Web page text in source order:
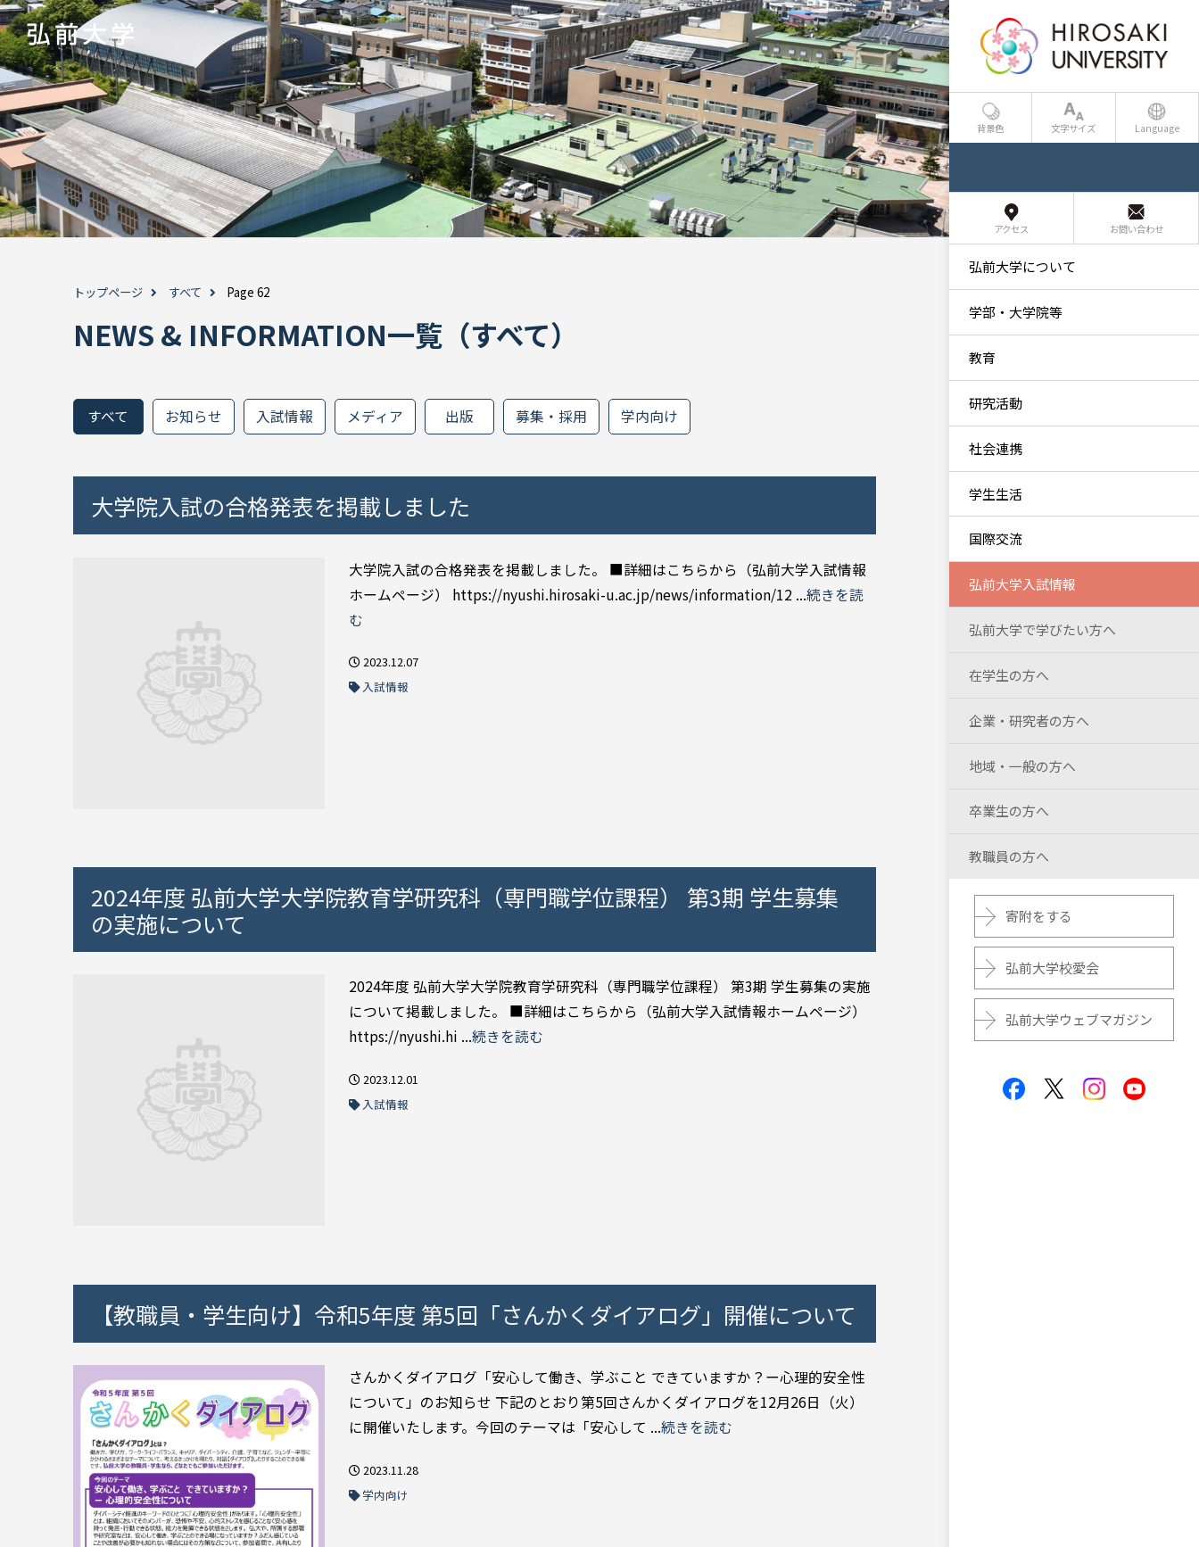
トップページ すべて Page 62
NEWS & INFORMATION一覧（すべて）
すべて お知らせ 入試情報 メディア 出版 募集・採用 学内向け
大学院入試の合格発表を掲載しました
大学院入試の合格発表を掲載しました。 ■詳細はこちらから（弘前大学入試情報
ホームページ） https://nyushi.hirosaki-u.ac.jp/news/information/12 ...続きを読
む
2023.12.07
入試情報
2024年度 弘前大学大学院教育学研究科（専門職学位課程） 第3期 学生募集
の実施について
2024年度 弘前大学大学院教育学研究科（専門職学位課程） 第3期 学生募集の実施
について掲載しました。 ■詳細はこちらから（弘前大学入試情報ホームページ）
https://nyushi.hi ...続きを読む
2023.12.01
入試情報
【教職員・学生向け】令和5年度 第5回「さんかくダイアログ」開催について
さんかくダイアログ「安心して働き、学ぶこと できていますか？ー心理的安全性
について」のお知らせ 下記のとおり第5回さんかくダイアログを12月26日（火）
に開催いたします。今回のテーマは「安心して ...続きを読む
2023.11.28
学内向け
背景色 文字サイズ Language
アクセス お問い合わせ
弘前大学について
学部・大学院等
教育
研究活動
社会連携
学生生活
国際交流
弘前大学入試情報
弘前大学で学びたい方へ
在学生の方へ
企業・研究者の方へ
地域・一般の方へ
卒業生の方へ
教職員の方へ
寄附をする
弘前大学校愛会
弘前大学ウェブマガジン